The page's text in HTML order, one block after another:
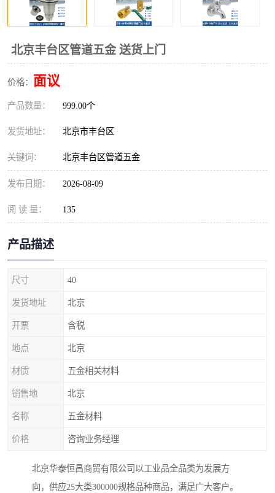
北京丰台区管道五金 送货上门
价格： 面议
产品数量： 999.00个
发货地址： 北京市丰台区
关键词： 北京丰台区管道五金
发布日期： 2026-08-09
阅 读 量： 135
产品描述
尺寸 40
发货地址 北京
开票 含税
地点 北京
材质 五金相关材料
销售地 北京
名称 五金材料
价格 咨询业务经理
北京华泰恒昌商贸有限公司以工业品全品类为发展方
向，供应25大类300000规格品种商品，满足广大客户。